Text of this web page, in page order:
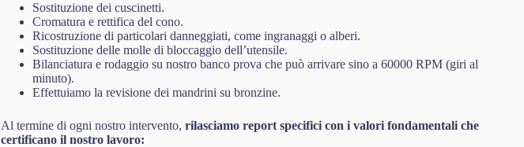
Sostituzione dei cuscinetti.
Cromatura e rettifica del cono.
Ricostruzione di particolari danneggiati, come ingranaggi o alberi.
Sostituzione delle molle di bloccaggio dell’utensile.
Bilanciatura e rodaggio su nostro banco prova che può arrivare sino a 60000 RPM (giri al
minuto).
Effettuiamo la revisione dei mandrini su bronzine.
Al termine di ogni nostro intervento, rilasciamo report specifici con i valori fondamentali che
certificano il nostro lavoro: